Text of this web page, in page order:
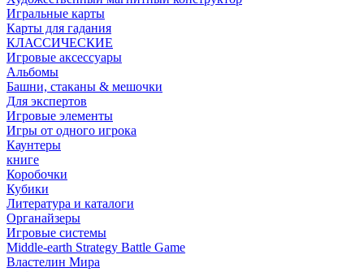
Игральные карты
Карты для гадания
КЛАССИЧЕСКИЕ
Игровые аксессуары
Альбомы
Башни, стаканы & мешочки
Для экспертов
Игровые элементы
Игры от одного игрока
Каунтеры
книге
Коробочки
Кубики
Литература и каталоги
Органайзеры
Игровые системы
Middle-earth Strategy Battle Game
Властелин Мира